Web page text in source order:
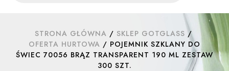
STRONA GŁÓWNA / SKLEP GOTGLASS /
OFERTA HURTOWA / POJEMNIK SZKLANY DO
ŚWIEC 70056 BRĄZ TRANSPARENT 190 ML ZESTAW
300 SZT.